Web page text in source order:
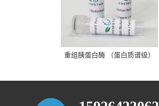
重组胰蛋白酶 （蛋白质谱级）